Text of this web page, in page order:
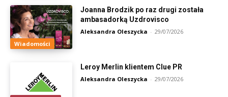
Wiadomości
Joanna Brodzik po raz drugi została
ambasadorką Uzdrovisco
Aleksandra Oleszycka - 29/07/2026
Leroy Merlin klientem Clue PR
Aleksandra Oleszycka - 29/07/2026